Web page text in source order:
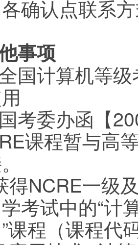
确认点联系
事项
全国计算机等
考委办函【
课程暂与高
得NCRE一级
考试中的“计
”课程（课程